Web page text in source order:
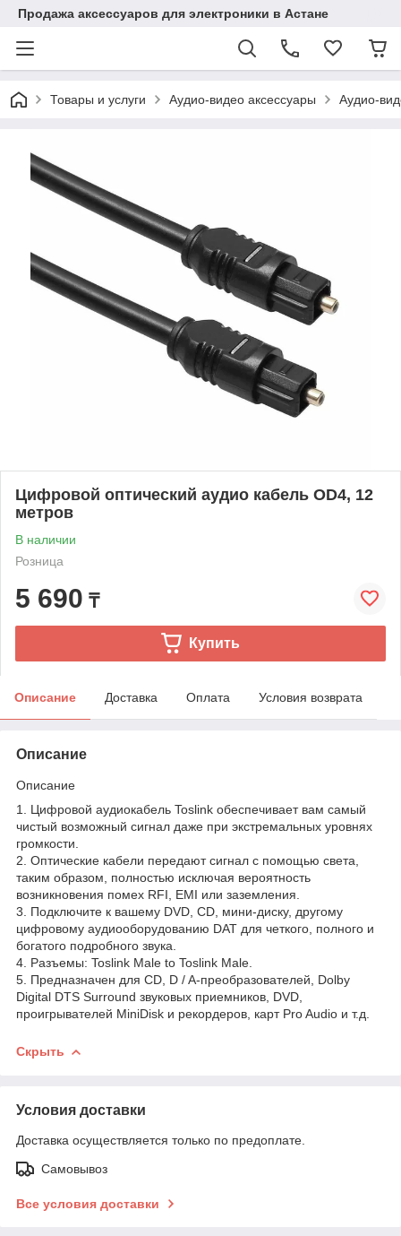
Продажа аксессуаров для электроники в Астане
Товары и услуги Аудио-видео аксессуары Аудио-
Цифровой оптический аудио кабель OD4, 12
метров
В наличии
Розница
5 690 ₸
Купить
Описание Доставка Оплата Условия возврата
Описание
Описание
1. Цифровой аудиокабель Toslink обеспечивает вам самый
чистый возможный сигнал даже при экстремальных уровнях
громкости.
2. Оптические кабели передают сигнал с помощью света,
таким образом, полностью исключая вероятность
возникновения помех RFI, EMI или заземления.
3. Подключите к вашему DVD, CD, мини-диску, другому
цифровому аудиооборудованию DAT для четкого, полного и
богатого подробного звука.
4. Разъемы: Toslink Male to Toslink Male.
5. Предназначен для CD, D / A-преобразователей, Dolby
Digital DTS Surround звуковых приемников, DVD,
проигрывателей MiniDisk и рекордеров, карт Pro Audio и т.д.
Скрыть
Условия доставки
Доставка осуществляется только по предоплате.
Самовывоз
Все условия доставки